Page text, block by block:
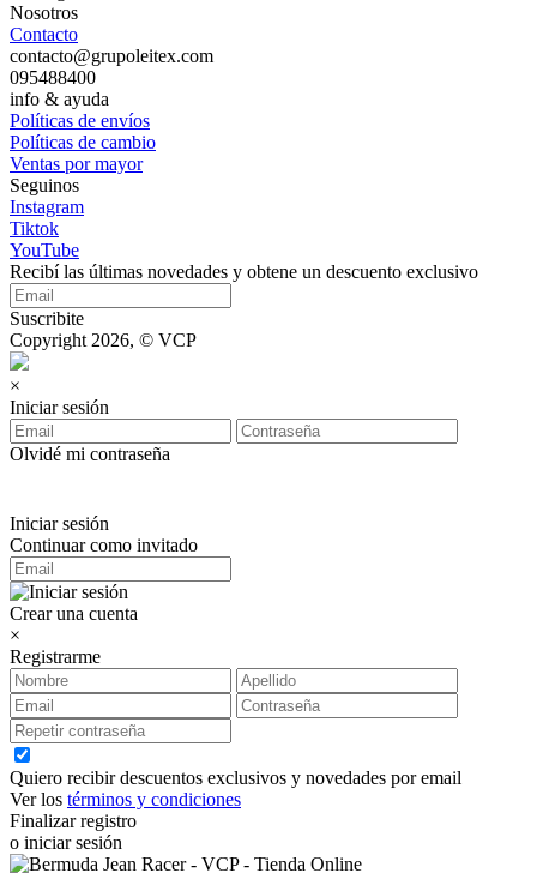
Nosotros
Contacto
contacto@grupoleitex.com
095488400
info & ayuda
Políticas de envíos
Políticas de cambio
Ventas por mayor
Seguinos
Instagram
Tiktok
YouTube
Recibí las últimas novedades y obtene un descuento exclusivo
Suscribite
Copyright 2026, © VCP
×
Iniciar sesión
Olvidé mi contraseña
Iniciar sesión
Continuar como invitado
Crear una cuenta
×
Registrarme
Quiero recibir descuentos exclusivos y novedades por email
Ver los términos y condiciones
Finalizar registro
o iniciar sesión